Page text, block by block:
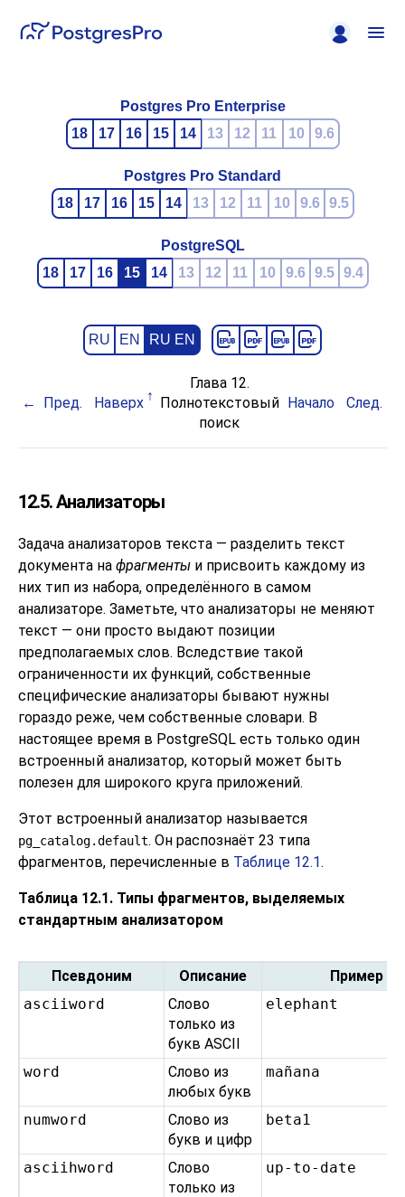
Postgres Pro Enterprise
18
17 16 15 14 13 12 11 10 9.6
Postgres Pro Standard
18
17 16 15 14 13 12 11 10 9.6 9.5
PostgreSQL
18
17 16 15 14 13 12 11 10 9.6 9.5 9.4
RU EN RU EN
Пред. Наверх
Глава 12.
Полнотекстовый
поиск
Начало След.
12.5. Анализаторы
Задача анализаторов текста — разделить текст
документа на фрагменты и присвоить каждому из
них тип из набора, определённого в самом
анализаторе. Заметьте, что анализаторы не меняют
текст — они просто выдают позиции
предполагаемых слов. Вследствие такой
ограниченности их функций, собственные
специфические анализаторы бывают нужны
гораздо реже, чем собственные словари. В
настоящее время в PostgreSQL есть только один
встроенный анализатор, который может быть
полезен для широкого круга приложений.
Этот встроенный анализатор называется
pg_catalog.default. Он распознаёт 23 типа
фрагментов, перечисленные в Таблице 12.1.
Таблица 12.1. Типы фрагментов, выделяемых
стандартным анализатором
Псевдоним Описание
Пример
asciiword
Слово
только из
букв ASCII
elephant
word
Слово из
любых букв
mañana
numword
Слово из
букв и цифр
beta1
asciihword
Слово
только из
up-to-date